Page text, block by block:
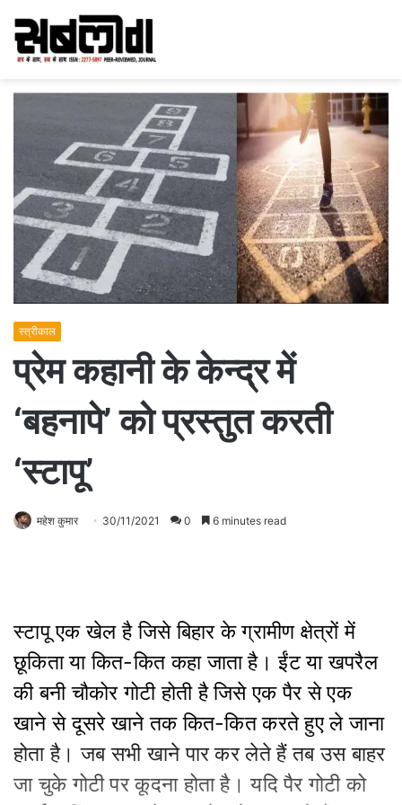
स्त्रीकाल
प्रेम कहानी के केन्द्र में
‘बहनापे’ को प्रस्तुत करती
‘स्टापू’
महेश कुमार 30/11/2021 0 6 minutes read
स्टापू एक खेल है जिसे बिहार के ग्रामीण क्षेत्रों में
छूकिता या कित-कित कहा जाता है। ईंट या खपरैल
की बनी चौकोर गोटी होती है जिसे एक पैर से एक
खाने से दूसरे खाने तक कित-कित करते हुए ले जाना
होता है। जब सभी खाने पार कर लेते हैं तब उस बाहर
जा चुके गोटी पर कूदना होता है। यदि पैर गोटी को